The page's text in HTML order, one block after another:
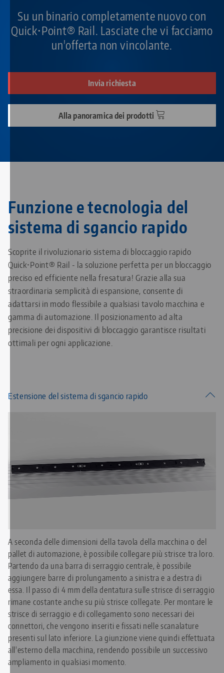
Su un binario completamente nuovo con
Quick•Point® Rail. Lasciate che vi facciamo
un'offerta non vincolante.
Alla panoramica dei prodotti
Invia richiesta
Funzione e tecnologia del
sistema di sgancio rapido
Scoprite il rivoluzionario sistema di bloccaggio rapido
Quick•Point® Rail - la soluzione perfetta per un bloccaggio
preciso ed efficiente nella fresatura! Grazie alla sua
straordinaria semplicità di espansione, consente di
adattarsi in modo flessibile a qualsiasi tavolo macchina e
gamma di automazione. Il posizionamento ad alta
precisione dei dispositivi di bloccaggio garantisce risultati
ottimali per ogni applicazione.
Estensione del sistema di sgancio rapido
A seconda delle dimensioni della tavola della macchina o del
pallet di automazione, è possibile collegare più strisce tra loro.
Partendo da una barra di serraggio centrale, è possibile
aggiungere barre di prolungamento a sinistra e a destra di
essa. Il passo di 4 mm della dentatura sulle strisce di serraggio
rimane costante anche su più strisce collegate. Per montare le
strisce di serraggio e di collegamento sono necessari dei
connettori, che vengono inseriti e fissati nelle scanalature
presenti sul lato inferiore. La giunzione viene quindi effettuata
all'esterno della macchina, rendendo possibile un successivo
ampliamento in qualsiasi momento.